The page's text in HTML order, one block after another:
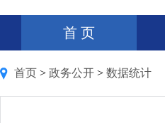
首 页
首页 > 政务公开 > 数据统计